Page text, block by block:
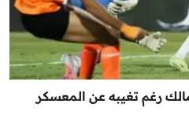
رغم تغيبه عن المعسكر